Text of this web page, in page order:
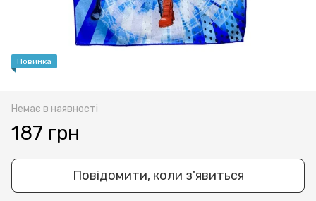
Новинка
Немає в наявності
187 грн
Повідомити, коли з'явиться